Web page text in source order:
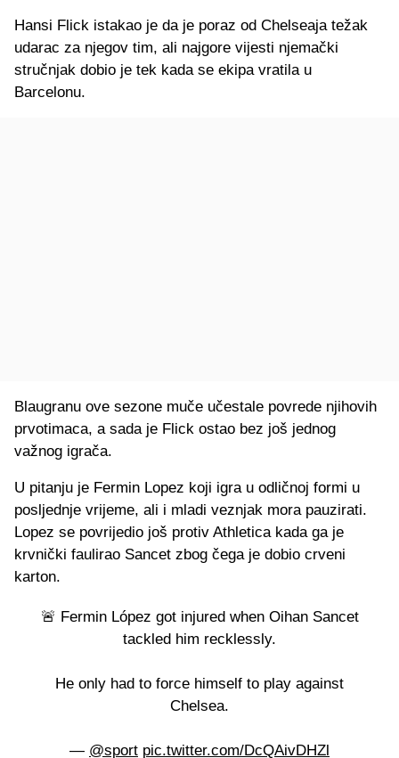
Hansi Flick istakao je da je poraz od Chelseaja težak
udarac za njegov tim, ali najgore vijesti njemački
stručnjak dobio je tek kada se ekipa vratila u
Barcelonu.
Blaugranu ove sezone muče učestale povrede njihovih
prvotimaca, a sada je Flick ostao bez još jednog
važnog igrača.
U pitanju je Fermin Lopez koji igra u odličnoj formi u
posljednje vrijeme, ali i mladi veznjak mora pauzirati.
Lopez se povrijedio još protiv Athletica kada ga je
krvnički faulirao Sancet zbog čega je dobio crveni
karton.
🚨 Fermin López got injured when Oihan Sancet
tackled him recklessly.
He only had to force himself to play against
Chelsea.
— @sport pic.twitter.com/DcQAivDHZl